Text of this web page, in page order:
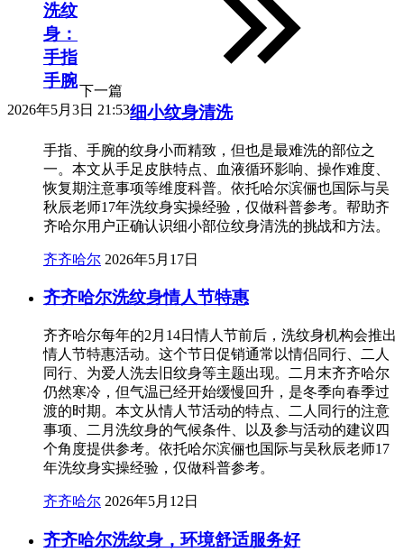
下一篇
2026年5月3日 21:53
洗纹
身：
手指
手腕
细小纹身清洗
手指、手腕的纹身小而精致，但也是最难洗的部位之
一。本文从手足皮肤特点、血液循环影响、操作难度、
恢复期注意事项等维度科普。依托哈尔滨俪也国际与吴
秋辰老师17年洗纹身实操经验，仅做科普参考。帮助齐
齐哈尔用户正确认识细小部位纹身清洗的挑战和方法。
齐齐哈尔 2026年5月17日
齐齐哈尔洗纹身情人节特惠
齐齐哈尔每年的2月14日情人节前后，洗纹身机构会推出
情人节特惠活动。这个节日促销通常以情侣同行、二人
同行、为爱人洗去旧纹身等主题出现。二月末齐齐哈尔
仍然寒冷，但气温已经开始缓慢回升，是冬季向春季过
渡的时期。本文从情人节活动的特点、二人同行的注意
事项、二月洗纹身的气候条件、以及参与活动的建议四
个角度提供参考。依托哈尔滨俪也国际与吴秋辰老师17
年洗纹身实操经验，仅做科普参考。
齐齐哈尔 2026年5月12日
齐齐哈尔洗纹身，环境舒适服务好